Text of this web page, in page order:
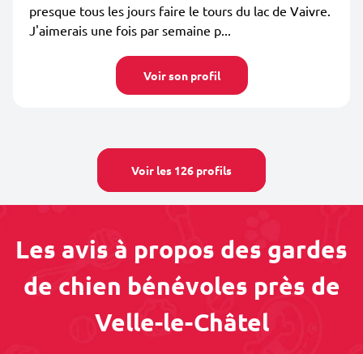
presque tous les jours faire le tours du lac de Vaivre.
J'aimerais une fois par semaine p...
Voir son profil
Voir les 126 profils
Les avis à propos des gardes
de chien bénévoles près de
Velle-le-Châtel